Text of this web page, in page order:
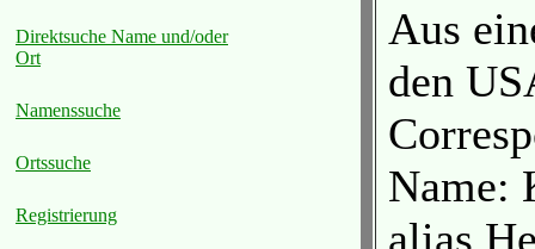
Direktsuche Name und/oder
Ort
Namenssuche
Ortssuche
Registrierung
Aus
den
Name:
alias